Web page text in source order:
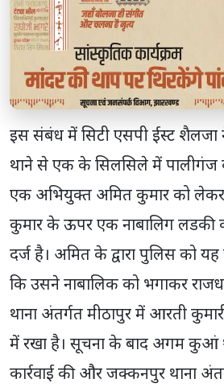
इस संबंध में सिटी एसपी ईस्ट शैलजा
थाने से एक के सिलसिले में
एक अभियुक्त अमित कुमार को
कुमार के ऊपर एक नाबालिग लडकी
दर्ज है। अमित के द्वारा पुलिस को यह
कि उसने नाबालिक को भगाकर
थाना अंतर्गत मीठापुर में आरती
में रखा है। सूचना के बाद अगम कुआं
कार्रवाई की और जक्कनपुर थाना